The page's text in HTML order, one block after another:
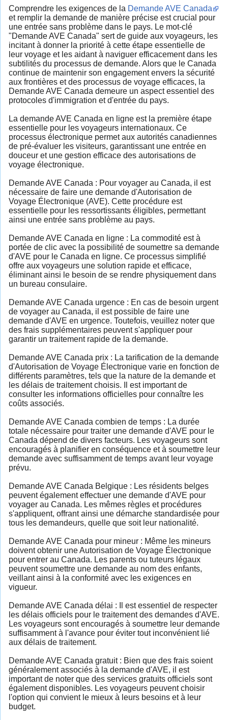
Comprendre les exigences de la Demande AVE Canada
et remplir la demande de manière précise est crucial pour
une entrée sans problème dans le pays. Le mot-clé
"Demande AVE Canada" sert de guide aux voyageurs, les
incitant à donner la priorité à cette étape essentielle de
leur voyage et les aidant à naviguer efficacement dans les
subtilités du processus de demande. Alors que le Canada
continue de maintenir son engagement envers la sécurité
aux frontières et des processus de voyage efficaces, la
Demande AVE Canada demeure un aspect essentiel des
protocoles d'immigration et d'entrée du pays.
La demande AVE Canada en ligne est la première étape
essentielle pour les voyageurs internationaux. Ce
processus électronique permet aux autorités canadiennes
de pré-évaluer les visiteurs, garantissant une entrée en
douceur et une gestion efficace des autorisations de
voyage électronique.
Demande AVE Canada : Pour voyager au Canada, il est
nécessaire de faire une demande d'Autorisation de
Voyage Électronique (AVE). Cette procédure est
essentielle pour les ressortissants éligibles, permettant
ainsi une entrée sans problème au pays.
Demande AVE Canada en ligne : La commodité est à
portée de clic avec la possibilité de soumettre sa demande
d'AVE pour le Canada en ligne. Ce processus simplifié
offre aux voyageurs une solution rapide et efficace,
éliminant ainsi le besoin de se rendre physiquement dans
un bureau consulaire.
Demande AVE Canada urgence : En cas de besoin urgent
de voyager au Canada, il est possible de faire une
demande d'AVE en urgence. Toutefois, veuillez noter que
des frais supplémentaires peuvent s'appliquer pour
garantir un traitement rapide de la demande.
Demande AVE Canada prix : La tarification de la demande
d'Autorisation de Voyage Électronique varie en fonction de
différents paramètres, tels que la nature de la demande et
les délais de traitement choisis. Il est important de
consulter les informations officielles pour connaître les
coûts associés.
Demande AVE Canada combien de temps : La durée
totale nécessaire pour traiter une demande d'AVE pour le
Canada dépend de divers facteurs. Les voyageurs sont
encouragés à planifier en conséquence et à soumettre leur
demande avec suffisamment de temps avant leur voyage
prévu.
Demande AVE Canada Belgique : Les résidents belges
peuvent également effectuer une demande d'AVE pour
voyager au Canada. Les mêmes règles et procédures
s'appliquent, offrant ainsi une démarche standardisée pour
tous les demandeurs, quelle que soit leur nationalité.
Demande AVE Canada pour mineur : Même les mineurs
doivent obtenir une Autorisation de Voyage Électronique
pour entrer au Canada. Les parents ou tuteurs légaux
peuvent soumettre une demande au nom des enfants,
veillant ainsi à la conformité avec les exigences en
vigueur.
Demande AVE Canada délai : Il est essentiel de respecter
les délais officiels pour le traitement des demandes d'AVE.
Les voyageurs sont encouragés à soumettre leur demande
suffisamment à l'avance pour éviter tout inconvénient lié
aux délais de traitement.
Demande AVE Canada gratuit : Bien que des frais soient
généralement associés à la demande d'AVE, il est
important de noter que des services gratuits officiels sont
également disponibles. Les voyageurs peuvent choisir
l'option qui convient le mieux à leurs besoins et à leur
budget.